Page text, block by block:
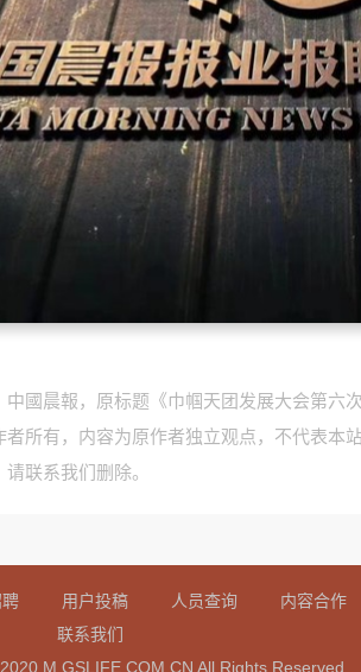
中國晨報，原标题《巾帼天团发展大会第六
者所有，内容为原作者独立观点，不代表本
联系我们删除。
用户投稿 人员查询
内容合作
联系我们
M.GSLIFE.COM.CN All Rights Reserved.